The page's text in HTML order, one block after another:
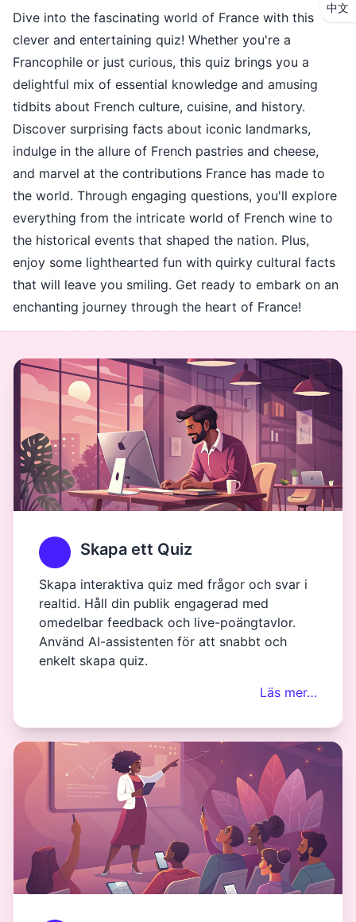
中文
Dive into the fascinating world of France with this
clever and entertaining quiz! Whether you're a
Francophile or just curious, this quiz brings you a
delightful mix of essential knowledge and amusing
tidbits about French culture, cuisine, and history.
Discover surprising facts about iconic landmarks,
indulge in the allure of French pastries and cheese,
and marvel at the contributions France has made to
the world. Through engaging questions, you'll explore
everything from the intricate world of French wine to
the historical events that shaped the nation. Plus,
enjoy some lighthearted fun with quirky cultural facts
that will leave you smiling. Get ready to embark on an
enchanting journey through the heart of France!
Skapa ett Quiz
Skapa interaktiva quiz med frågor och svar i
realtid. Håll din publik engagerad med
omedelbar feedback och live-poängtavlor.
Använd AI-assistenten för att snabbt och
enkelt skapa quiz.
Läs mer…